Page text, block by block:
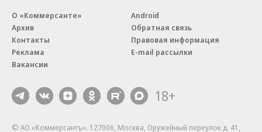
О «Коммерсанте»
Архив
Контакты
Реклама
Вакансии
Android
Обратная связь
Правовая информация
E-mail рассылки
18+
© АО «Коммерсантъ». 127006, Москва, Оружейный переулок д. 41,